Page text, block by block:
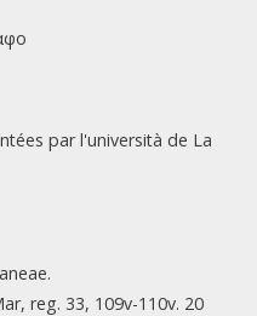
par l'università de La
reg. 33, 109v-110v. 20